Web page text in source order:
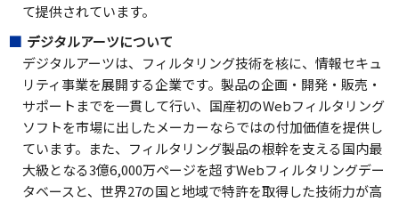
て提供されています。
デジタルアーツについて
デジタルアーツは、フィルタリング技術を核に、情報セキュ
リティ事業を展開する企業です。製品の企画・開発・販売・
サポートまでを一貫して行い、国産初のWebフィルタリング
ソフトを市場に出したメーカーならではの付加価値を提供し
ています。また、フィルタリング製品の根幹を支える国内最
大級となる3億6,000万ページを超すWebフィルタリングデー
タベースと、世界27の国と地域で特許を取得した技術力が高